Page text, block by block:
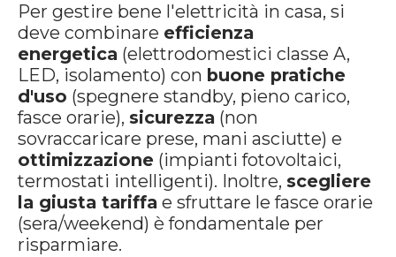
Per gestire bene l'elettricità in casa, si
deve combinare efficienza
energetica (elettrodomestici classe A,
LED, isolamento) con buone pratiche
d'uso (spegnere standby, pieno carico,
fasce orarie), sicurezza (non
sovraccaricare prese, mani asciutte) e
ottimizzazione (impianti fotovoltaici,
termostati intelligenti). Inoltre, scegliere
la giusta tariffa e sfruttare le fasce orarie
(sera/weekend) è fondamentale per
risparmiare.